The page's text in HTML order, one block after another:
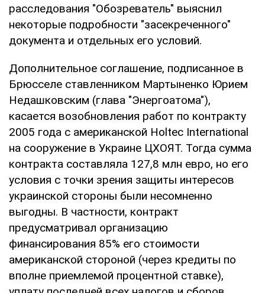
расследования "Обозреватель" выяснил
некоторые подробности "засекреченного"
документа и отдельных его условий.
Дополнительное соглашение, подписанное в
Брюсселе ставленником Мартыненко Юрием
Недашковским (глава "Энергоатома"),
касается возобновления работ по контракту
2005 года с американской Holtec International
на сооружение в Украине ЦХОЯТ. Тогда сумма
контракта составляла 127,8 млн евро, но его
условия с точки зрения защиты интересов
украинской стороны были несомненно
выгодны. В частности, контракт
предусматривал организацию
финансирования 85% его стоимости
американской стороной (через кредиты по
вполне приемлемой процентной ставке),